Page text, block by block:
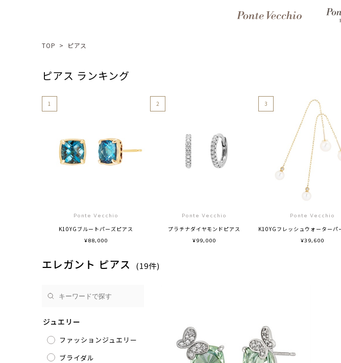
TOP > ピアス
ピアス ランキング
1
Ponte Vecchio
K10YGブルートパーズピアス
¥88,000
2
Ponte Vecchio
プラチナダイヤモンドピアス
¥99,000
3
Ponte Vecchio
¥39,600
エレガント ピアス (19件)
ジュエリー
ファッションジュエリー
ブライダル